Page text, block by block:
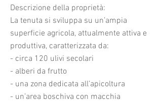
Descrizione della proprietà:
La tenuta si sviluppa su un’ampia
superficie agricola, attualmente attiva e
produttiva, caratterizzata da:
- circa 120 ulivi secolari
- alberi da frutto
- una zona dedicata all’apicoltura
- un’area boschiva con macchia